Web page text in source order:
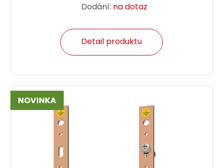
Dodání: na dotaz
Detail produktu
NOVINKA